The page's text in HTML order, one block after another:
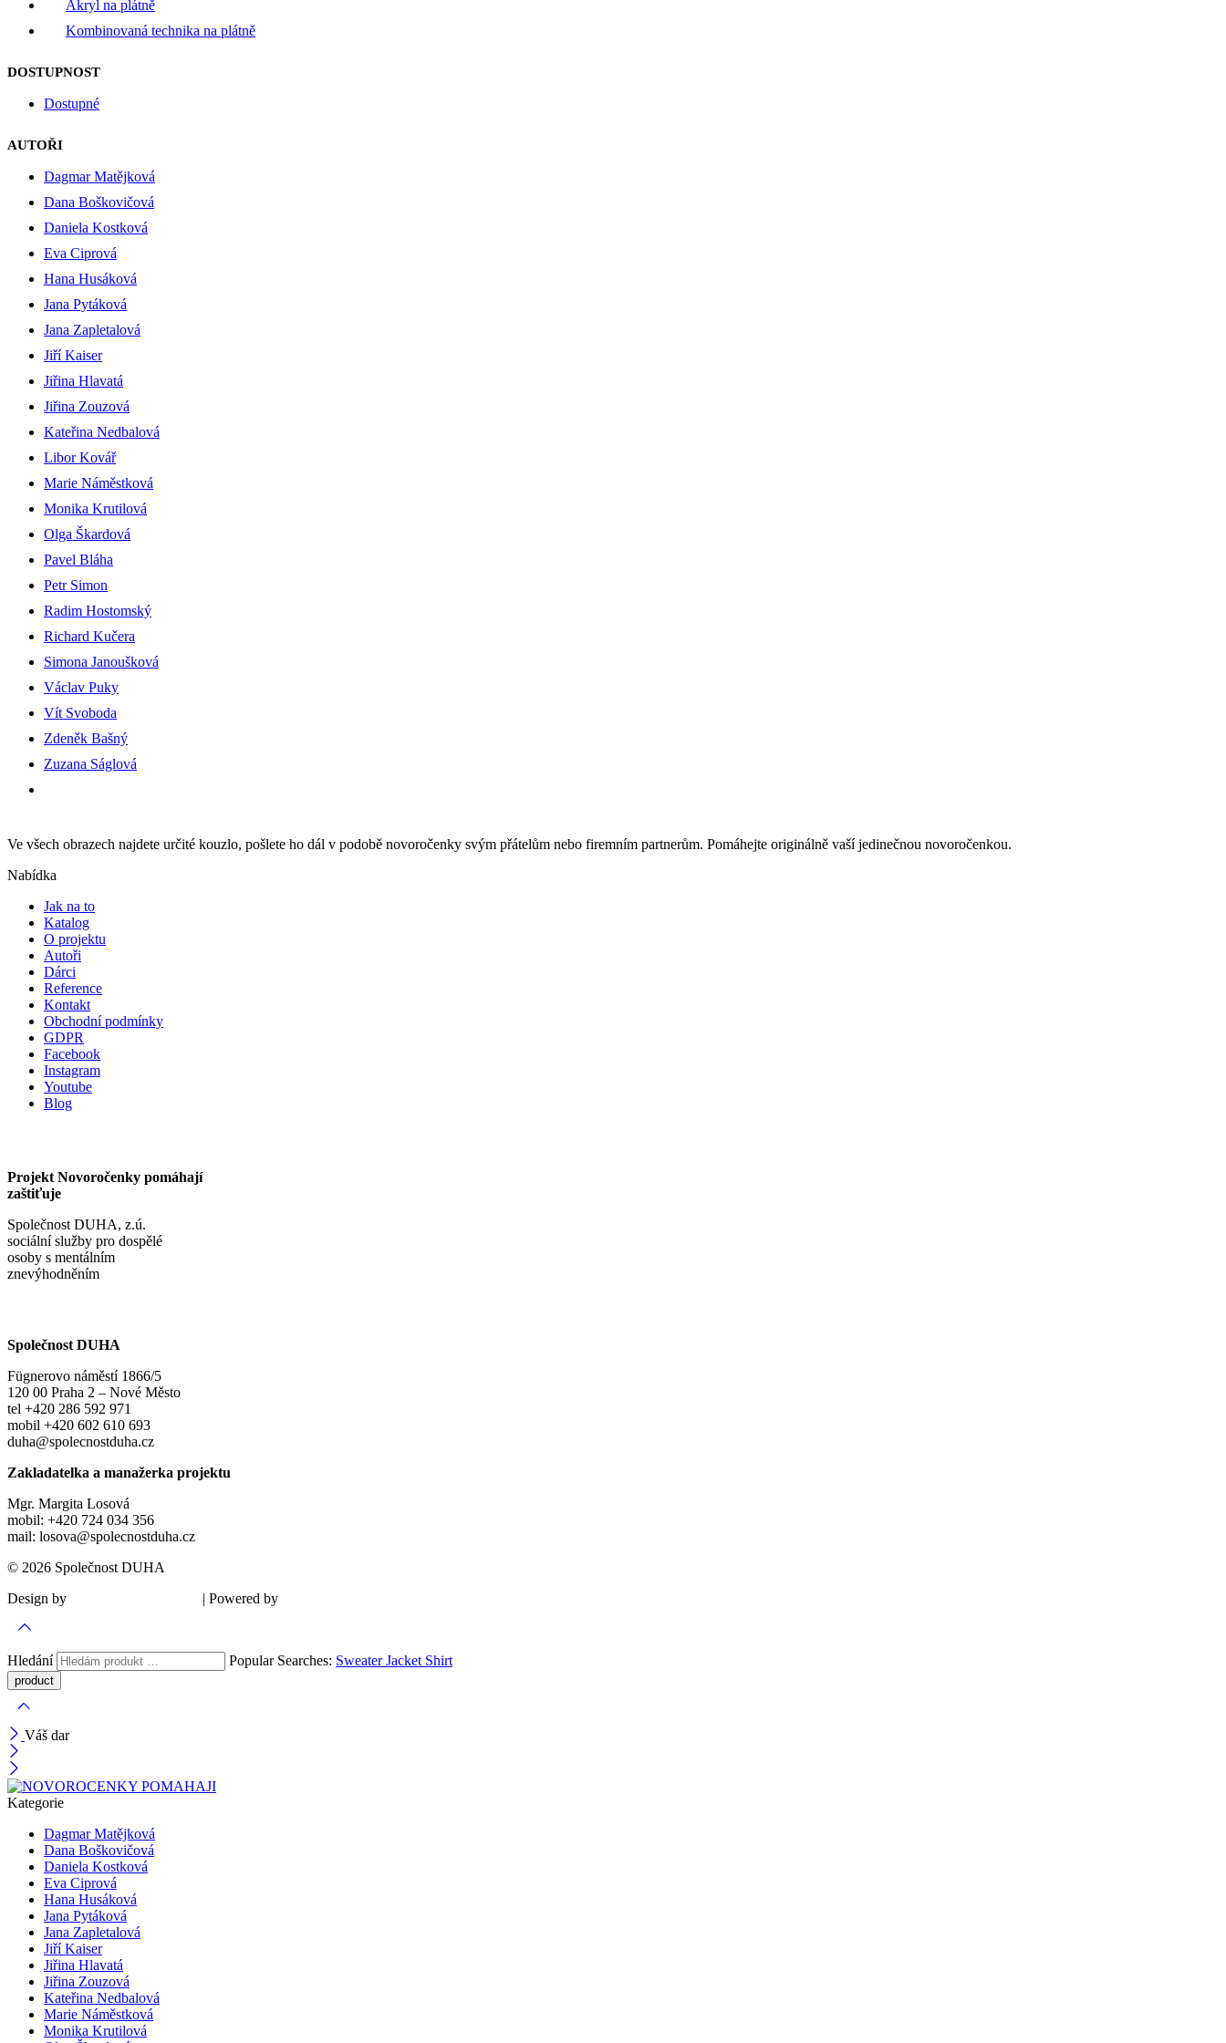
Akryl na plátně
Kombinovaná technika na plátně
DOSTUPNOST
Dostupné
AUTOŘI
Dagmar Matějková
Dana Boškovičová
Daniela Kostková
Eva Ciprová
Hana Husáková
Jana Pytáková
Jana Zapletalová
Jiří Kaiser
Jiřina Hlavatá
Jiřina Zouzová
Kateřina Nedbalová
Libor Kovář
Marie Náměstková
Monika Krutilová
Olga Škardová
Pavel Bláha
Petr Simon
Radim Hostomský
Richard Kučera
Simona Janoušková
Václav Puky
Vít Svoboda
Zdeněk Bašný
Zuzana Ságlová
Ve všech obrazech najdete určité kouzlo, pošlete ho dál v podobě novoročenky svým přátelům nebo firemním partnerům. Pomáhejte originálně vaší jedinečnou novoročenkou.
Nabídka
Jak na to
Katalog
O projektu
Autoři
Dárci
Reference
Kontakt
Obchodní podmínky
GDPR
Facebook
Instagram
Youtube
Blog
Projekt Novoročenky pomáhají
zaštiťuje
Společnost DUHA, z.ú.
sociální služby pro dospělé
osoby s mentálním
znevýhodněním
Společnost DUHA
Fügnerovo náměstí 1866/5
120 00 Praha 2 – Nové Město
tel +420 286 592 971
mobil +420 602 610 693
duha@spolecnostduha.cz
Zakladatelka a manažerka projektu
Mgr. Margita Losová
mobil: +420 724 034 356
mail: losova@spolecnostduha.cz
© 2026 Společnost DUHA
Design by
| Powered by
Hledání Popular Searches: SweaterJacket Shirt
Váš dar
Kategorie
Dagmar Matějková
Dana Boškovičová
Daniela Kostková
Eva Ciprová
Hana Husáková
Jana Pytáková
Jana Zapletalová
Jiří Kaiser
Jiřina Hlavatá
Jiřina Zouzová
Kateřina Nedbalová
Marie Náměstková
Monika Krutilová